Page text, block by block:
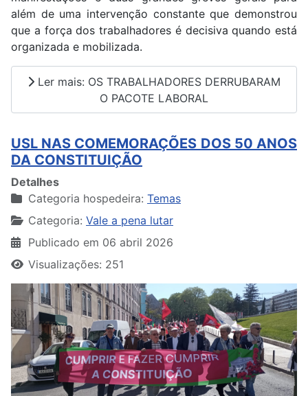
além de uma intervenção constante que demonstrou
que a força dos trabalhadores é decisiva quando está
organizada e mobilizada.
Ler mais: OS TRABALHADORES DERRUBARAM
O PACOTE LABORAL
USL NAS COMEMORAÇÕES DOS 50 ANOS
DA CONSTITUIÇÃO
Detalhes
Categoria hospedeira: Temas
Categoria: Vale a pena lutar
Publicado em 06 abril 2026
Visualizações: 251